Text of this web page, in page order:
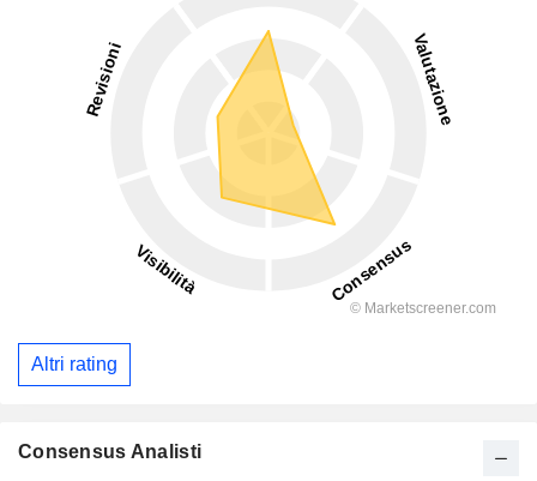
Altri rating
Consensus Analisti